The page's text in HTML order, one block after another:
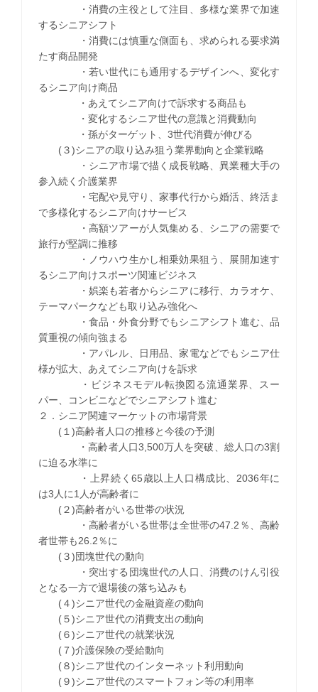
・消費の主役として注目、多様な業界で加速
するシニアシフト
・消費には慎重な側面も、求められる要求満
たす商品開発
・若い世代にも通用するデザインへ、変化す
るシニア向け商品
・あえてシニア向けで訴求する商品も
・変化するシニア世代の意識と消費動向
・孫がターゲット、3世代消費が伸びる
(３)シニアの取り込み狙う業界動向と企業戦略
・シニア市場で描く成長戦略、異業種大手の
参入続く介護業界
・宅配や見守り、家事代行から婚活、終活ま
で多様化するシニア向けサービス
・高額ツアーが人気集める、シニアの需要で
旅行が堅調に推移
・ノウハウ生かし相乗効果狙う、展開加速す
るシニア向けスポーツ関連ビジネス
・娯楽も若者からシニアに移行、カラオケ、
テーマパークなども取り込み強化へ
・食品・外食分野でもシニアシフト進む、品
質重視の傾向強まる
・アパレル、日用品、家電などでもシニア仕
様が拡大、あえてシニア向けを訴求
・ビジネスモデル転換図る流通業界、スー
パー、コンビニなどでシニアシフト進む
２．シニア関連マーケットの市場背景
(１)高齢者人口の推移と今後の予測
・高齢者人口3,500万人を突破、総人口の3割
に迫る水準に
・上昇続く65歳以上人口構成比、2036年に
は3人に1人が高齢者に
(２)高齢者がいる世帯の状況
・高齢者がいる世帯は全世帯の47.2％、高齢
者世帯も26.2％に
(３)団塊世代の動向
・突出する団塊世代の人口、消費のけん引役
となる一方で退場後の落ち込みも
(４)シニア世代の金融資産の動向
(５)シニア世代の消費支出の動向
(６)シニア世代の就業状況
(７)介護保険の受給動向
(８)シニア世代のインターネット利用動向
(９)シニア世代のスマートフォン等の利用率